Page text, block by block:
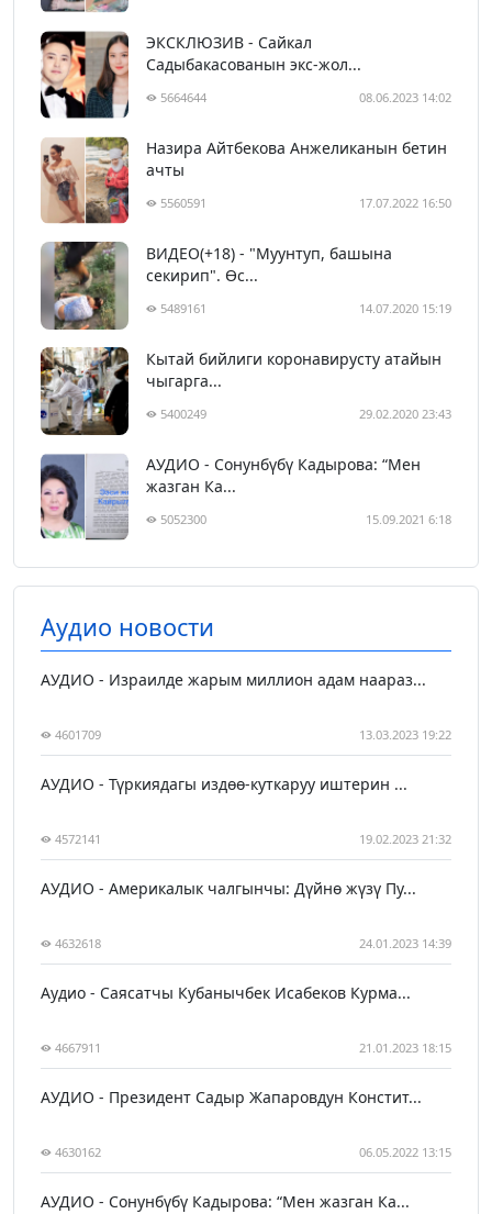
ЭКСКЛЮЗИВ - Сайкал
Садыбакасованын экс-жол...
5664644 08.06.2023 14:02
Назира Айтбекова Анжеликанын бетин
ачты
5560591 17.07.2022 16:50
ВИДЕО(+18) - "Муунтуп, башына
секирип". Өс...
5489161 14.07.2020 15:19
Кытай бийлиги коронавирусту атайын
чыгарга...
5400249 29.02.2020 23:43
АУДИО - Сонунбүбү Кадырова: “Мен
жазган Ка...
5052300 15.09.2021 6:18
Аудио новости
АУДИО - Израилде жарым миллион адам наараз...
4601709 13.03.2023 19:22
АУДИО - Түркиядагы издөө-куткаруу иштерин ...
4572141 19.02.2023 21:32
АУДИО - Америкалык чалгынчы: Дүйнө жүзү Пу...
4632618 24.01.2023 14:39
Аудио - Саясатчы Кубанычбек Исабеков Курма...
4667911 21.01.2023 18:15
АУДИО - Президент Садыр Жапаровдун Констит...
4630162 06.05.2022 13:15
АУДИО - Сонунбүбү Кадырова: “Мен жазган Ка...